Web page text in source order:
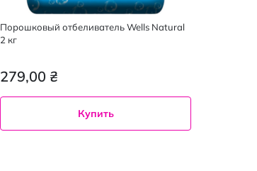
Порошковый отбеливатель Wells Natural
2 кг
279,00 ₴
Купить